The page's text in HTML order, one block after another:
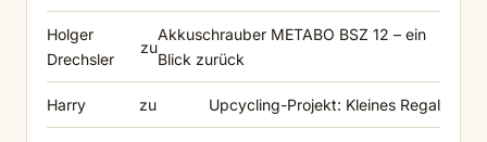
Holger
Drechsler
zu
Akkuschrauber METABO BSZ 12 – ein
Blick zurück
Harry zu Upcycling-Projekt: Kleines Regal